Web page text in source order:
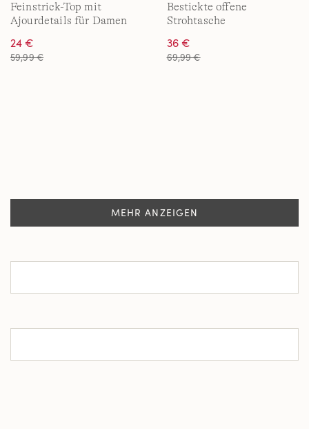
Feinstrick-Top mit
Ajourdetails für Damen
24 €
59,99 €
Bestickte offene
Strohtasche
36 €
69,99 €
MEHR ANZEIGEN